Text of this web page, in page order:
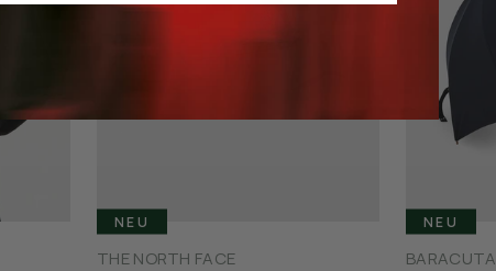
NEU
THE NORTH FACE
NEU
BARACUTA